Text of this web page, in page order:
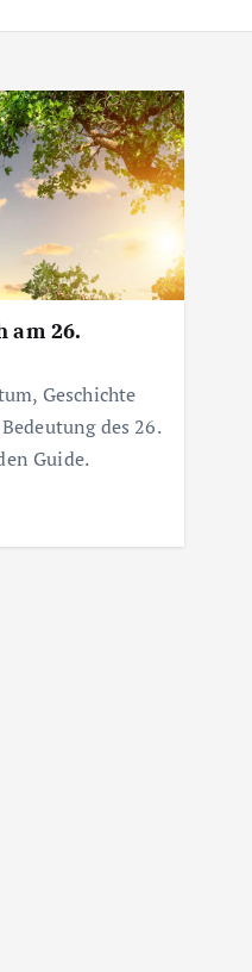
am 26.
Geschichte
des 26.
Guide.